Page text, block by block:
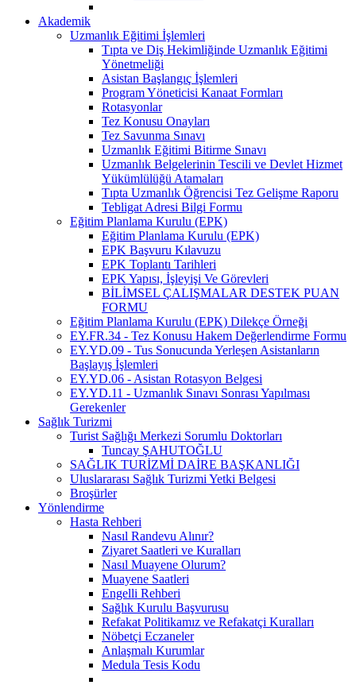
Akademik
Uzmanlık Eğitimi İşlemleri
Tıpta ve Diş Hekimliğinde Uzmanlık Eğitimi
Yönetmeliği
Asistan Başlangıç İşlemleri
Program Yöneticisi Kanaat Formları
Rotasyonlar
Tez Konusu Onayları
Tez Savunma Sınavı
Uzmanlık Eğitimi Bitirme Sınavı
Uzmanlık Belgelerinin Tescili ve Devlet Hizmet
Yükümlülüğü Atamaları
Tıpta Uzmanlık Öğrencisi Tez Gelişme Raporu
Tebligat Adresi Bilgi Formu
Eğitim Planlama Kurulu (EPK)
Eğitim Planlama Kurulu (EPK)
EPK Başvuru Kılavuzu
EPK Toplantı Tarihleri
EPK Yapısı, İşleyişi Ve Görevleri
BİLİMSEL ÇALIŞMALAR DESTEK PUAN
FORMU
Eğitim Planlama Kurulu (EPK) Dilekçe Örneği
EY.FR.34 - Tez Konusu Hakem Değerlendirme Formu
EY.YD.09 - Tus Sonucunda Yerleşen Asistanların
Başlayış İşlemleri
EY.YD.06 - Asistan Rotasyon Belgesi
EY.YD.11 - Uzmanlık Sınavı Sonrası Yapılması
Gerekenler
Sağlık Turizmi
Turist Sağlığı Merkezi Sorumlu Doktorları
Tuncay ŞAHUTOĞLU
SAĞLIK TURİZMİ DAİRE BAŞKANLIĞI
Uluslararası Sağlık Turizmi Yetki Belgesi
Broşürler
Yönlendirme
Hasta Rehberi
Nasıl Randevu Alınır?
Ziyaret Saatleri ve Kuralları
Nasıl Muayene Olurum?
Muayene Saatleri
Engelli Rehberi
Sağlık Kurulu Başvurusu
Refakat Politikamız ve Refakatçi Kuralları
Nöbetçi Eczaneler
Anlaşmalı Kurumlar
Medula Tesis Kodu